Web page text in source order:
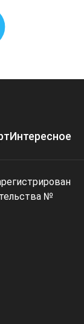
Интересное
№